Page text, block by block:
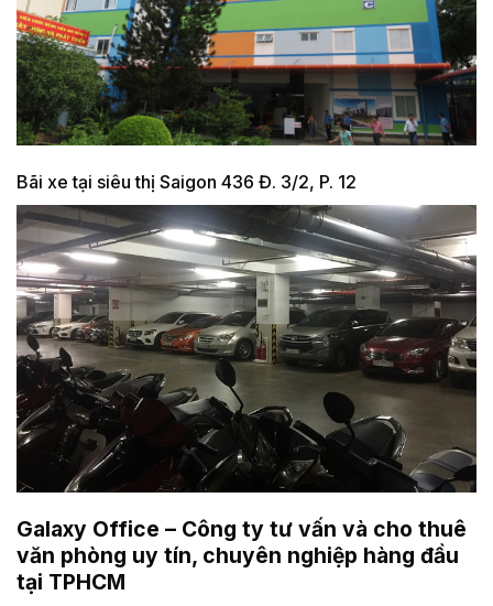
Bãi xe tại siêu thị Saigon 436 Đ. 3/2, P. 12
Galaxy Office – Công ty tư vấn và cho thuê
văn phòng uy tín, chuyên nghiệp hàng đầu
tại TPHCM